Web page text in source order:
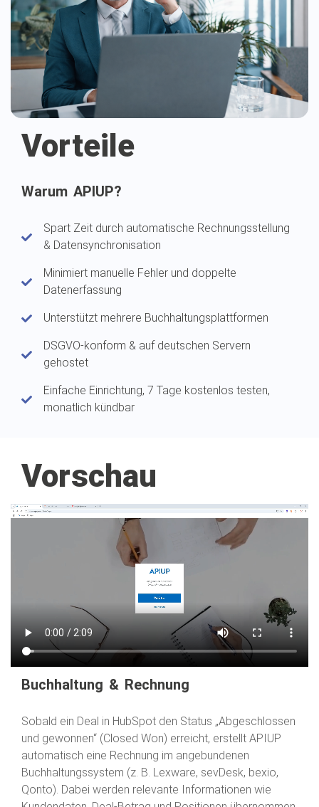
Vorteile
Warum APIUP?
Spart Zeit durch automatische Rechnungsstellung
& Datensynchronisation
Minimiert manuelle Fehler und doppelte
Datenerfassung
Unterstützt mehrere Buchhaltungsplattformen
DSGVO-konform & auf deutschen Servern
gehostet
Einfache Einrichtung, 7 Tage kostenlos testen,
monatlich kündbar
Vorschau
Buchhaltung & Rechnung
Sobald ein Deal in HubSpot den Status „Abgeschlossen
und gewonnen“ (Closed Won) erreicht, erstellt APIUP
automatisch eine Rechnung im angebundenen
Buchhaltungssystem (z. B. Lexware, sevDesk, bexio,
Qonto). Dabei werden relevante Informationen wie